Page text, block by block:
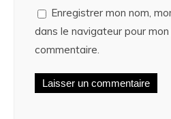
Enregistrer mon nom,
dans le navigateur pour mon
commentaire.